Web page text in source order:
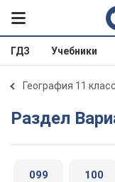
ГДЗ Учебники
География 11
Раздел
099 100